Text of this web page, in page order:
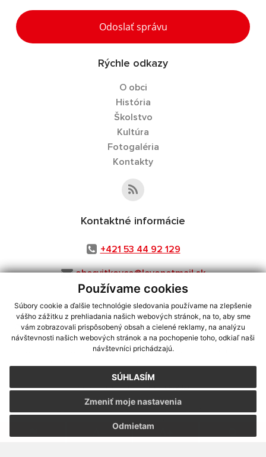
Používame cookies
Súbory cookie a ďalšie technológie sledovania používame na zlepšenie
vášho zážitku z prehliadania našich webových stránok, na to, aby sme
vám zobrazovali prispôsobený obsah a cielené reklamy, na analýzu
návštevnosti našich webových stránok a na pochopenie toho, odkiaľ naši
návštevníci prichádzajú.
SÚHLASÍM
Odmietam
Zmeniť moje nastavenia
Odoslať správu
Rýchle odkazy
O obci
História
Školstvo
Kultúra
Fotogaléria
Kontakty
Kontaktné informácie
+421 53 44 92 129
obecvitkovce@levonetmail.sk
využite možnosť získavania aktuálnych informácií s využitím RSS
CMS systém (redakčný) systém ECHELON 2,Mapa stránok,web portál
webex.digital, s.r.o.,domény,registrácia domény
Posledná aktualizácia:06.08.2026
Vytlačiť stránku|Vyhlásenie o prístupnosti